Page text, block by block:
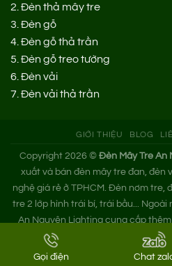
Gọi điện Chat
2. Đèn thả mây tre
3. Đèn gỗ
4. Đèn gỗ thả trần
5. Đèn gỗ treo tường
6. Đèn vải
7. Đèn vải thả trần
GIỚI THIỆU BLOG
Copyright 2026 © Đèn Mây Tre An
xuất và bán đèn mây tre đan, đèn
nghệ giá rẻ ở TPHCM. Đèn nơm tre,
tre 2 lớp hình trái bí, trái bầu...
An Nguyên Lighting cung cấp
tre. Nếu bạn cần tìm xưởng đèn
đan giá sỉ hãy liên hệ